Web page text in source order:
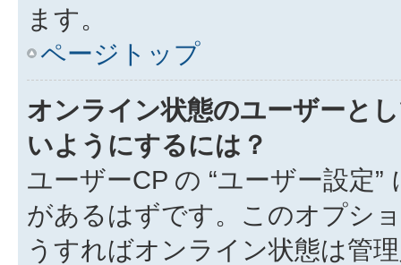
ます。
ページトップ
オンライン状態のユーザーと
いようにするには？
ユーザーCP の “ユーザー設定
があるはずです。このオプシ
うすればオンライン状態は管